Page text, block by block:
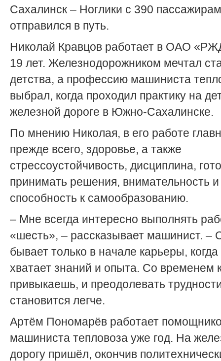
Сахалинск – Ноглики с 390
отправился в путь.
Николай Кравцов работает в ОАО
19 лет. Железнодорожником мечтал
детства, а профессию машиниста
выбрал, когда проходил практику на
железной дороге в Южно-Сахалинске.
По мнению Николая, в его работе
прежде всего, здоровье, а также
стрессоустойчивость, дисциплина,
принимать решения, внимательность и
способность к самообразованию.
– Мне всегда интересно выполнять
«шесть», – рассказывает машинист. –
бывает только в начале карьеры, когда
хватает знаний и опыта. Со временем
привыкаешь, и преодолевать
становится легче.
Артём Пономарёв работает
машиниста тепловоза уже год. На
дорогу пришёл, окончив